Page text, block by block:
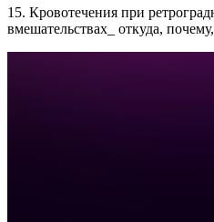
15. Кровотечения при
вмешательствах_ откуда,